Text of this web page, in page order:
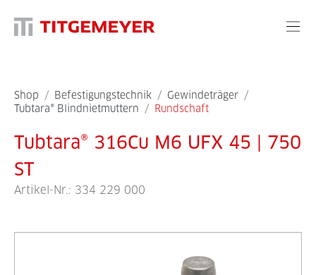
Shop / Befestigungstechnik / Gewindeträger /
Tubtara® Blindnietmuttern / Rundschaft
Tubtara® 316Cu M6 UFX 45 | 750
ST
Artikel-Nr.: 334 229 000